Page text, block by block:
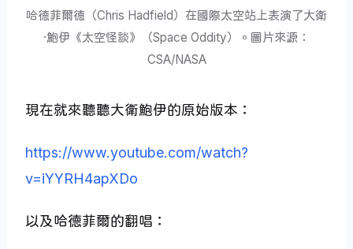
哈德菲爾德（Chris Hadfield）在國際太空站上表演了大衛
·鮑伊《太空怪談》（Space Oddity）。圖片來源：
CSA/NASA
現在就來聽聽大衛鮑伊的原始版本：
https://www.youtube.com/watch?
v=iYYRH4apXDo
以及哈德菲爾的翻唱：